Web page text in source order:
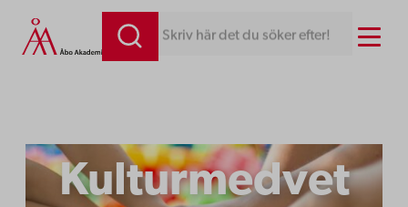
Hoppa
till
Skriv här det du söker efter! Menu
Kulturmedvet